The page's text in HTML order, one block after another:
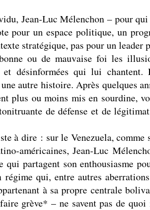
Jean-Luc Mélenchon – pour
pour un espace politique, un
stratégique, pas pour un
ou de mauvaise foi les
et désinformées qui lui
autre histoire. Après quelques
plus ou moins mis en sourdine,
de défense et de
à dire : sur le Venezuela, comme
américaines, Jean-Luc
qui partagent son enthousiasme
régime qui, entre autres
à sa propre centrale
grève* – ne savent pas de